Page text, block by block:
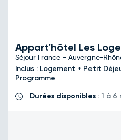
Appart'hôtel Les
Séjour France - Auvergne-
Inclus : Logement + Petit
Programme
Durées disponibles : 1 à 6